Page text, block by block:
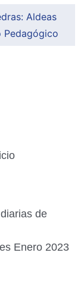
Aldeas
Pedagógico
de
Enero 2023